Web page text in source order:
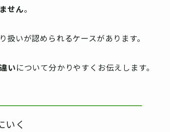
せん。
いが認められるケースがあります。
いについて分かりやすくお伝えします。
いく